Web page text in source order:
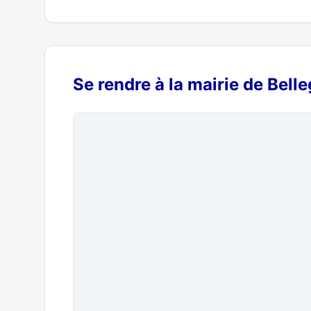
Se rendre à la mairie de